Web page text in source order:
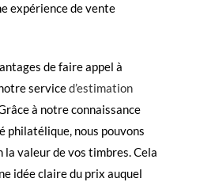
expérience de vente
de faire appel à
serviced’estimation
à notre connaissance
philatélique, nous pouvons
valeur de vos timbres. Cela
idée claire du prix auquel